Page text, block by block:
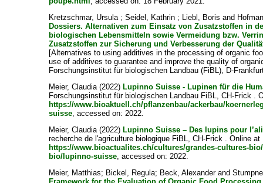
Kretzschmar, Ursula ;Seidel, Kathrin ; Liebl, Boris and
Dossiers. Alternativen zum Einsatz von Zusatzstoffen in
biologischen Lebensmitteln sowie Vermeidung bzw.
Zusatzstoffen zur Sicherung und Verbesserung der
[Alternatives to using additives in the processing of organic
use of additives to guarantee and improve the quality of
Forschungsinstitut für biologischen Landbau (FiBL), D-
Meier, Claudia(2022) Lupinno Suisse - Lupinen für die
Forschungsinstitut für biologischen Landbau FiBL, CH-Frick .
https://www.bioaktuell.ch/pflanzenbau/ackerbau/
suisse, accessed on: 2022.
Meier, Claudia(2022) Lupinno Suisse – Des lupins pour
recherche de l'agriculture biologique FiBL, CH-Frick . Online at
https://www.bioactualites.ch/cultures/grandes-cultures-
bio/lupinno-suisse, accessed on: 2022.
Meier, Matthias; Bickel, Regula; Beck, Alexanderand